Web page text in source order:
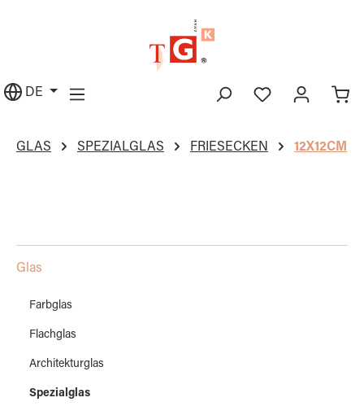
DE
GLAS SPEZIALGLAS FRIESECKEN 12X12CM
Glas
Farbglas
Flachglas
Architekturglas
Spezialglas